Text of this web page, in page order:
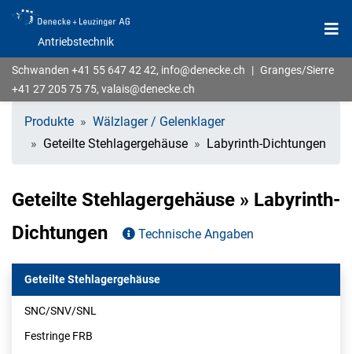
Antriebstechnik
Schwanden +41 55 647 42 42, info@denecke.ch | Granges/Sierre
+41 27 205 75 75, valais@denecke.ch
Produkte
Wälzlager / Gelenklager
Geteilte Stehlagergehäuse
Labyrinth-Dichtungen
Geteilte Stehlagergehäuse » Labyrinth-
Dichtungen
Technische Angaben
Geteilte Stehlagergehäuse
SNC/SNV/SNL
Festringe FRB